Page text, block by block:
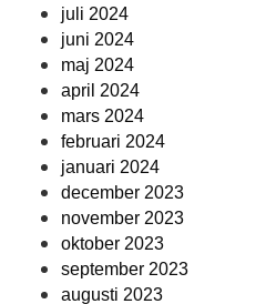
juli 2024
juni 2024
maj 2024
april 2024
mars 2024
februari 2024
januari 2024
december 2023
november 2023
oktober 2023
september 2023
augusti 2023